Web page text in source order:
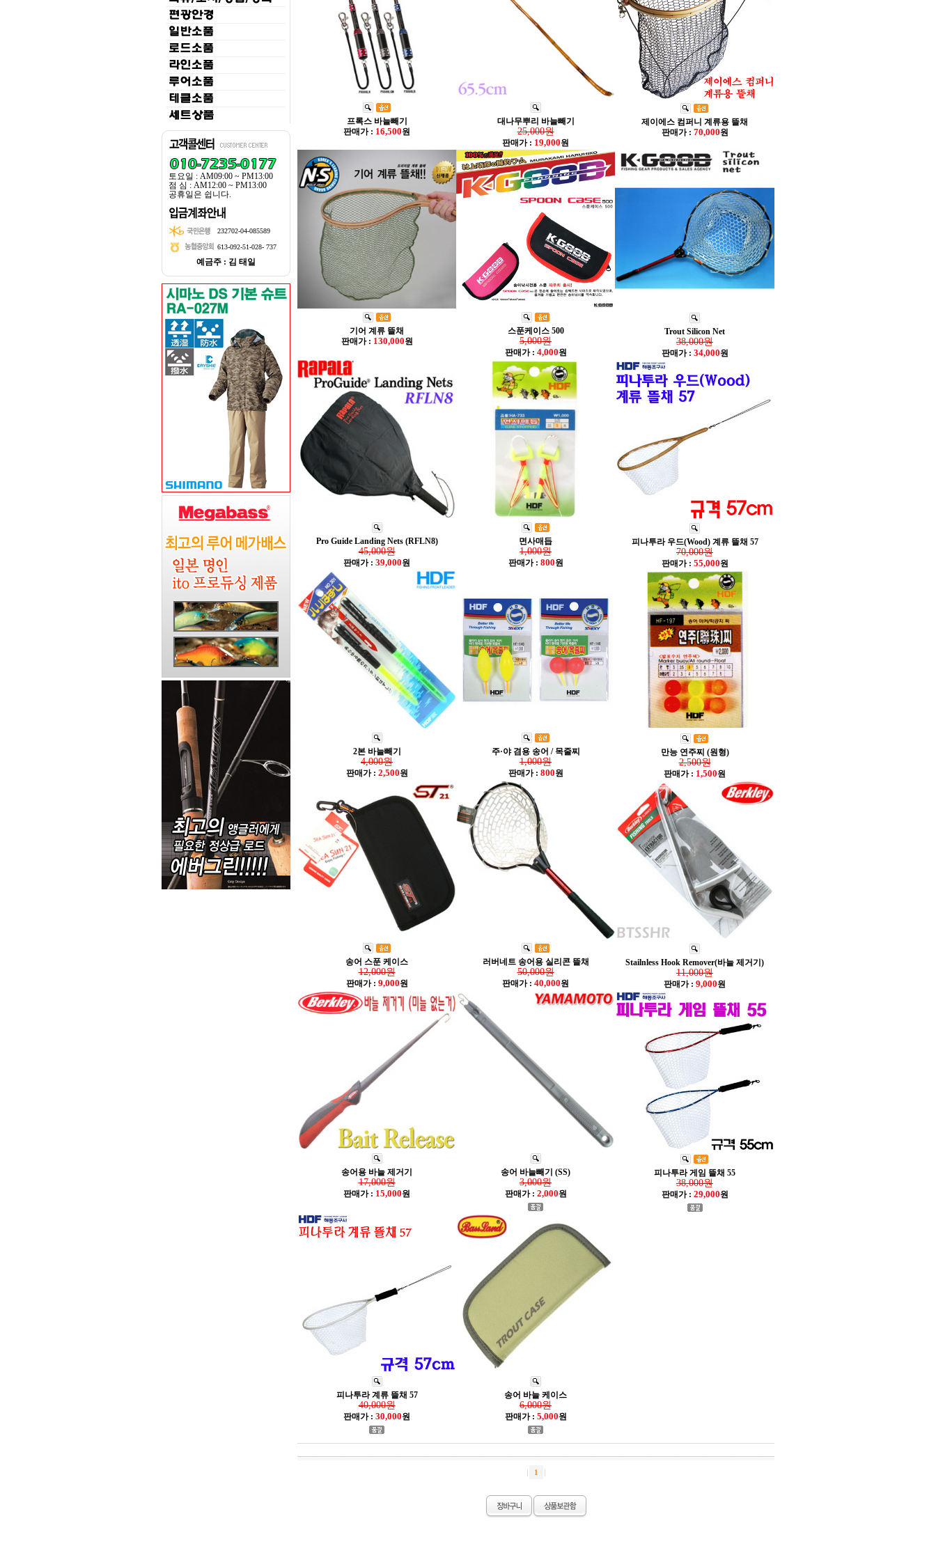
토요일 : AM09:00 ~ PM13:00
점 심 : AM12:00 ~ PM13:00
공휴일은 쉽니다.
232702-04-085589
613-092-51-028- 737
예금주 : 김 태일
프록스 바늘빼기
판매가 : 16,500원
대나무뿌리 바늘빼기
25,000원
판매가 : 19,000원
제이에스 컴퍼니 계류용 뜰채
판매가 : 70,000원
기어 계류 뜰채
판매가 : 130,000원
스푼케이스 500
5,000원
판매가 : 4,000원
Trout Silicon Net
38,000원
판매가 : 34,000원
Pro Guide Landing Nets (RFLN8)
45,000원
판매가 : 39,000원
면사매듭
1,000원
판매가 : 800원
피나투라 우드(Wood) 계류 뜰채 57
70,000원
판매가 : 55,000원
2본 바늘빼기
4,000원
판매가 : 2,500원
주·야 겸용 송어 / 목줄찌
1,000원
판매가 : 800원
만능 연주찌 (원형)
2,500원
판매가 : 1,500원
송어 스푼 케이스
12,000원
판매가 : 9,000원
러버네트 송어용 실리콘 뜰채
50,000원
판매가 : 40,000원
Stailnless Hook Remover(바늘 제거기)
11,000원
판매가 : 9,000원
송어용 바늘 제거기
17,000원
판매가 : 15,000원
송어 바늘빼기 (SS)
3,000원
판매가 : 2,000원
피나투라 게임 뜰채 55
38,000원
판매가 : 29,000원
피나투라 계류 뜰채 57
40,000원
판매가 : 30,000원
송어 바늘 케이스
6,000원
판매가 : 5,000원
1